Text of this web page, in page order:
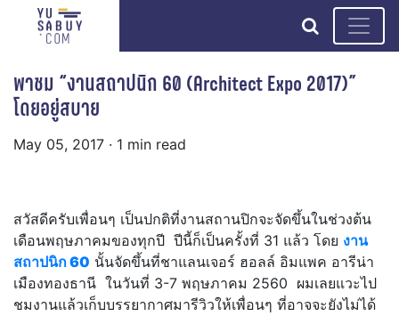
search
พาชม “งานสถาปนิก 60 (Architect Expo 2017)”
โดยอยู่สบาย
May 05, 2017 · 1 min read
สวัสดีครับเพื่อนๆ เป็นปกติที่งานสถานปิกจะจัดขึ้นในช่วงต้น
เดือนพฤษภาคมของทุกปี ปีนี้ก็เป็นครั้งที่ 31 แล้ว โดย งาน
สถาปนิก 60 นั้นจัดขึ้นที่ชาแลนเจอร์ ฮอลล์ อิมแพค อารีน่า
เมืองทองธานี ในวันที่ 3-7 พฤษภาคม 2560 ผมเลยแวะไป
ชมงานแล้วเก็บบรรยากาศมารีวิวให้เพื่อนๆ ที่อาจจะยังไม่ได้